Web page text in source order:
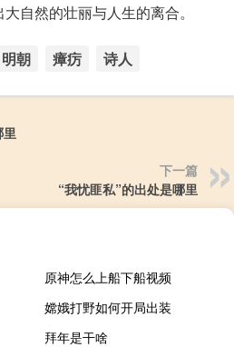
自然的壮丽与人生的离合。
明朝 瘴疠 诗人
下一篇
“我忧匪私”的出处是哪里
原神怎么上船下船视频
嫦娥打野如何开局出装
拜年是干啥